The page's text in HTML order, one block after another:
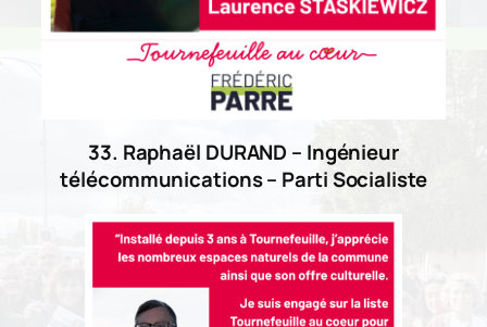
33. Raphaël DURAND – Ingénieur
télécommunications – Parti Socialiste